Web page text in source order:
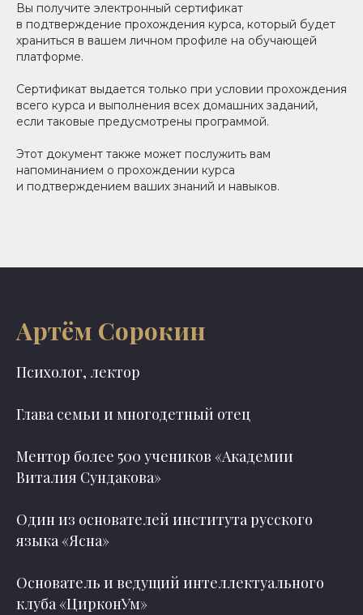
Вы получите электронный сертификат
в подтверждение прохождения курса, который будет
храниться в вашем личном профиле на обучающей
платформе.
Сертификат выдается только при условии прохождения
всего курса и выполнения всех домашних заданий,
если таковые предусмотрены программой.
Этот документ также может послужить вам
напоминанием о прохождении курса
и подтверждением ваших знаний и навыков.
Артём Сорокин
Психолог, лектор
Глава семьи и многодетный отец
Ментор более 500 учеников «Академии
Виталия Сундакова»
Один из основателей института русского
языка «Ясна»
Основатель и ведущий интеллектуального
клуба «ЦирконУм»